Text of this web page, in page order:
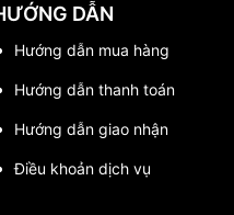
DẪN
Hướng dẫn mua hàng
Hướng dẫn thanh toán
Hướng dẫn giao nhận
Điều khoản dịch vụ